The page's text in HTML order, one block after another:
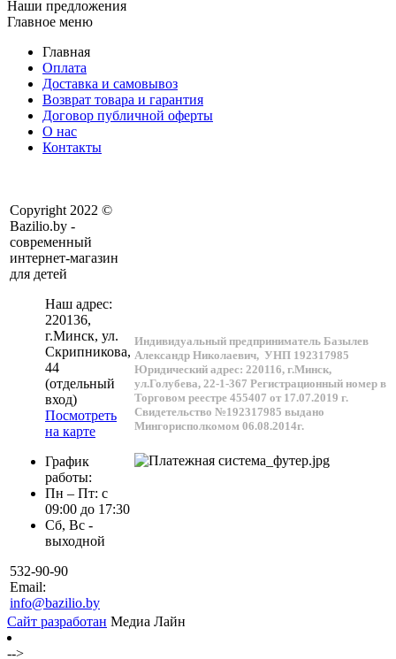
Наши предложения
Главное меню
Главная
Оплата
Доставка и самовывоз
Возврат товара и гарантия
Договор публичной оферты
О нас
Контакты
Copyright 2022 ©
Bazilio.by -
современный
интернет-магазин
для детей
Наш адрес:
220136,
г.Минск, ул.
Скрипникова,
44
(отдельный
вход)
Посмотреть
на карте
График
работы:
Пн – Пт: с
09:00 до 17:30
Сб, Вс -
выходной
532-90-90
Email:
info@bazilio.by
Индивидуальный предприниматель Базылев
Александр Николаевич, УНП 192317985
Юридический адрес: 220116, г.Минск,
ул.Голубева, 22-1-367 Регистрационный номер в
Торговом реестре 455407 от 17.07.2019 г.
Свидетельство №192317985 выдано
Мингорисполкомом 06.08.2014г.
Сайт разработан Медиа Лайн
-->